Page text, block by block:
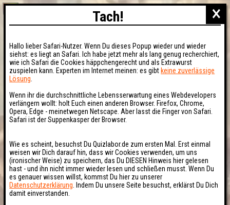
×
Tach!
Hallo lieber Safari-Nutzer. Wenn Du dieses Popup wieder und wieder
siehst: es liegt an Safari. Ich habe jetzt mehr als lang genug recherchiert,
wie ich Safari die Cookies häppchengerecht und als Extrawurst
zuspielen kann. Experten im Internet meinen: es gibt keine zuverlässige
Lösung
Wenn ihr die durchschnittliche Lebensserwartung eines Webdevelopers
verlängern wollt: holt Euch einen anderen Browser. Firefox, Chrome,
Opera, Edge - meinetwegen Netscape. Aber lasst die Finger von Safari.
Safari ist der Suppenkasper der Browser.
Wie es scheint, besuchst Du Quizlabor.de zum ersten Mal. Erst einmal
weisen wir Dich darauf hin, dass wir Cookies verwenden, um uns
(ironischer Weise) zu speichern, das Du DIESEN Hinweis hier gelesen
hast - und ihn nicht immer wieder lesen und schließen musst. Wenn Du
es genauer wissen willst, kommst Du hier zu unserer
Datenschutzerklärung . Indem Du unsere Seite besuchst, erklärst Du Dich
damit einverstanden.